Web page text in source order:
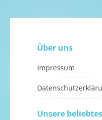
Über uns
Impressum
Unsere